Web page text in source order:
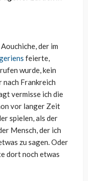
der im
feierte,
wurde, kein
nach Frankreich
vermisse ich die
vor langer Zeit
spielen, als der
Mensch, der ich
zu sagen. Oder
dort noch etwas